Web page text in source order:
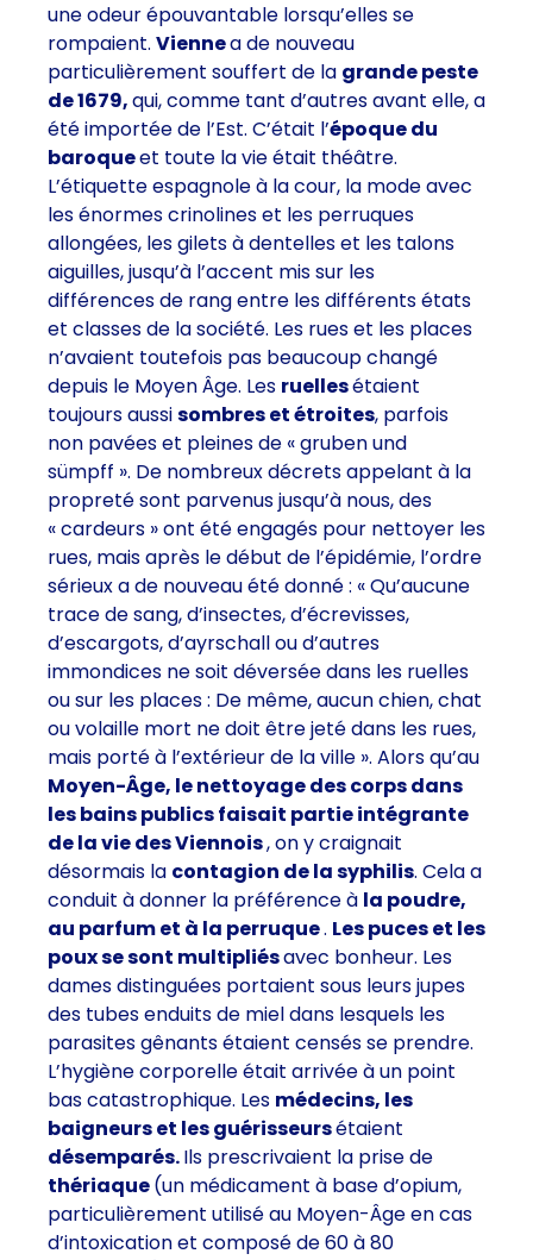
une odeur épouvantable lorsqu’elles se
rompaient. Viennea de nouveau
particulièrement souffert de la grande peste
de 1679,qui, comme tant d’autres avant elle, a
été importée de l’Est. C’était l’époque du
baroqueet toute la vie était théâtre.
L’étiquette espagnole à la cour, la mode avec
les énormes crinolines et les perruques
allongées, les gilets à dentelles et les talons
aiguilles, jusqu’à l’accent mis sur les
différences de rang entre les différents états
et classes de la société. Les rues et les places
n’avaient toutefois pas beaucoup changé
depuis le Moyen Âge. Les ruellesétaient
toujours aussisombres et étroites, parfois
non pavées et pleines de « gruben und
sümpff ». De nombreux décrets appelant à la
propreté sont parvenus jusqu’à nous, des
« cardeurs » ont été engagés pour nettoyer les
rues, mais après le début de l’épidémie, l’ordre
sérieux a de nouveau été donné : « Qu’aucune
trace de sang, d’insectes, d’écrevisses,
d’escargots, d’ayrschall ou d’autres
immondices ne soit déversée dans les ruelles
ou sur les places : De même, aucun chien, chat
ou volaille mort ne doit être jeté dans les rues,
mais porté à l’extérieur de la ville ». Alors qu’au
Moyen-Âge, le nettoyage des corps dans
les bains publics faisait partie intégrante
de la vie des Viennois, on y craignait
désormais la contagion de la syphilis. Cela a
conduit à donner la préférence à la poudre,
au parfum et à la perruque. Les puces et les
poux se sont multipliésavec bonheur. Les
dames distinguées portaient sous leurs jupes
des tubes enduits de miel dans lesquels les
parasites gênants étaient censés se prendre.
L’hygiène corporelle était arrivée à un point
bas catastrophique. Les médecins, les
baigneurs et les guérisseursétaient
désemparés.Ils prescrivaient la prise de
thériaque(un médicament à base d’opium,
particulièrement utilisé au Moyen-Âge en cas
d’intoxication et composé de 60 à 80